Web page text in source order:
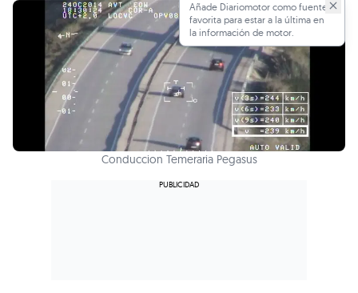
Añade Diariomotor como fuente
favorita para estar a la última en
la información de motor.
Conduccion Temeraria Pegasus